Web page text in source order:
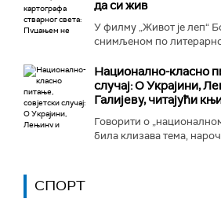
да си жив
У филму „Живот је леп“
снимљеном по
Национално-класнo
случај: О Украјини,
Галијеву, читајући
Говорити о
била клизава тема,
СПОРТ